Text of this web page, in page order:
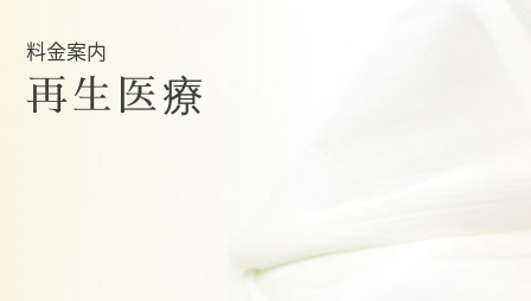
料金案内
再生医療